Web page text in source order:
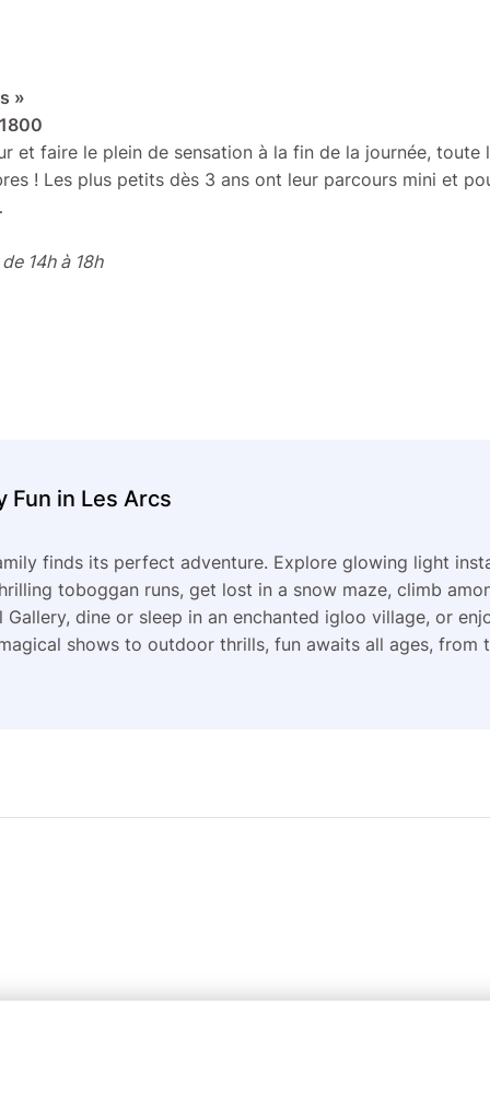
»
et faire le plein de sensation à la fin de la journée,
! Les plus petits dès 3 ans ont leur parcours mini et
14h à 18h
Fun in Les Arcs
finds its perfect adventure. Explore glowing light
toboggan runs, get lost in a snow maze, climb
Gallery, dine or sleep in an enchanted igloo village, or
shows to outdoor thrills, fun awaits all ages, from